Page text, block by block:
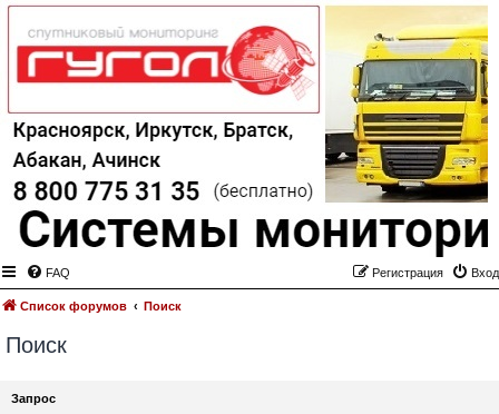
FAQ Вход
Регистрация
Список форумов Поиск
Поиск
Запрос